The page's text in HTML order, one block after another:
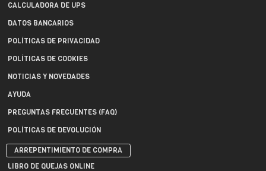
CALCULADORA DE UPS
DATOS BANCARIOS
POLÍTICAS DE PRIVACIDAD
POLÍTICAS DE COOKIES
NOTICIAS Y NOVEDADES
AYUDA
PREGUNTAS FRECUENTES (FAQ)
POLÍTICAS DE DEVOLUCIÓN
ARREPENTIMIENTO DE COMPRA
LIBRO DE QUEJAS ONLINE